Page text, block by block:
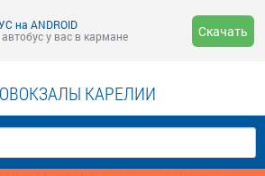
на ANDROID
у вас в кармане
Скачать
КАРЕЛИИ